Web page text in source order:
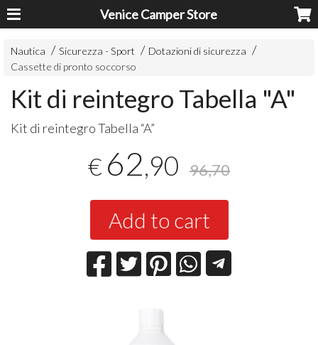
Venice Camper Store
Nautica Sicurezza - Sport
Dotazioni di sicurezza
Cassette di pronto soccorso
Kit di reintegro Tabella "A"
Kit di reintegro Tabella “A”
€ 62,90 96,70
Add to cart